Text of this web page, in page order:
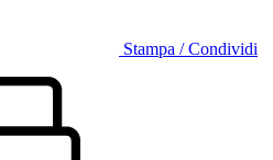
Stampa / Condividi